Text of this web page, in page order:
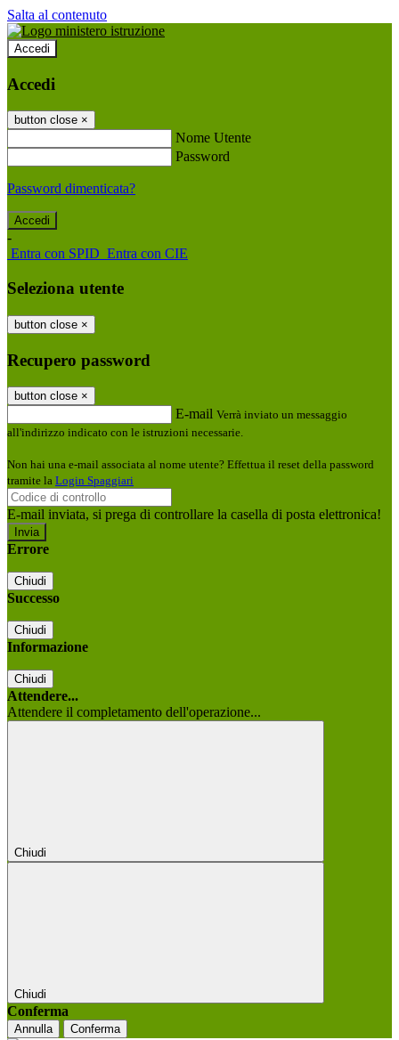
Salta al contenuto
Accedi
Accedi
button close ×
Nome Utente
Password
Password dimenticata?
-
Entra con SPID Entra con CIE
Seleziona utente
button close ×
Recupero password
button close ×
E-mail Verrà inviato un messaggio
all'indirizzo indicato con le istruzioni necessarie.
Non hai una e-mail associata al nome utente? Effettua il reset della password
tramite la Login Spaggiari
E-mail inviata, si prega di controllare la casella di posta elettronica!
Errore
Chiudi
Successo
Chiudi
Informazione
Chiudi
Attendere...
Attendere il completamento dell'operazione...
Chiudi
Chiudi
Conferma
Annulla Conferma